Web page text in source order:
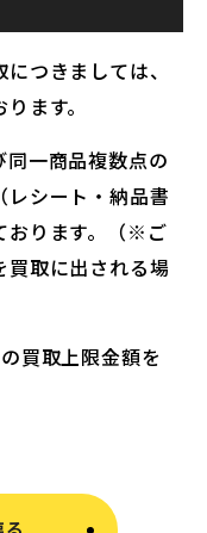
つきましては、
ます。
一商品複数点の
レシート・納品書
おります。（※ご
買取に出される場
買取上限金額を